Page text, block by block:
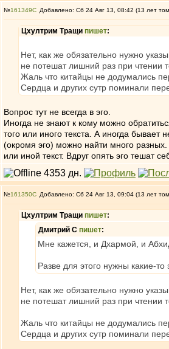
№161349 Добавлено: Сб 24 Авг 13, 08:42 (13 лет
Цхултрим Тращи пишет:
Нет, как же обязательно нужно
не потешат лишний раз при чтении
Жаль что китайцы не додумались
Сердца и других сутр поминали
Вопрос тут не всегда в эго.
Иногда не знают к кому можно
того или иного текста. А иногда бывает
(окромя эго) можно найти много разных.
или иной текст. Вдруг опять эго тешат
№161350 Добавлено: Сб 24 Авг 13, 09:04 (13 лет
Цхултрим Тращи пишет:
Дмитрий С пишет:
Мне кажется, и Дхармой, и
Разве для этого нужны какие-то
Нет, как же обязательно нужно
не потешат лишний раз при чтении
Жаль что китайцы не додумались
Сердца и других сутр поминали